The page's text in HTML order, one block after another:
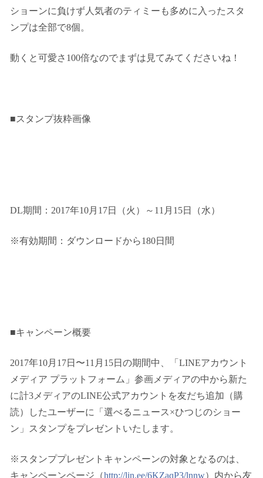
ショーンに負けず人気者のティミーも多めに入ったスタ
ンプは全部で8個。
動くと可愛さ100倍なのでまずは見てみてくださいね！
■スタンプ抜粋画像
DL期間：2017年10月17日（火）～11月15日（水）
※有効期間：ダウンロードから180日間
■キャンペーン概要
2017年10月17日〜11月15日の期間中、「LINEアカウント
メディア プラットフォーム」参画メディアの中から新た
に計3メディアのLINE公式アカウントを友だち追加（購
読）したユーザーに「選べるニュース×ひつじのショー
ン」スタンプをプレゼントいたします。
※スタンププレゼントキャンペーンの対象となるのは、
キャンペーンページ（http://lin.ee/6KZaqP3/lnnw）内から友